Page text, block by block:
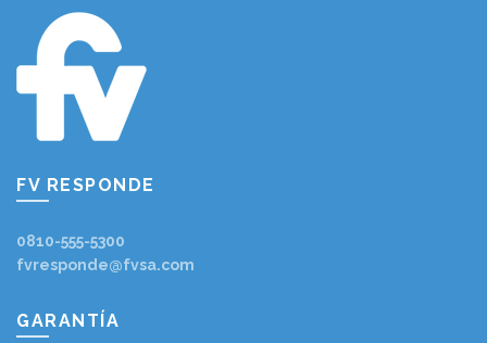
FV RESPONDE
0810-555-5300
fvresponde@fvsa.com
GARANTÍA